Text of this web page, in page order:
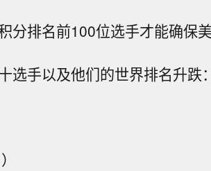
分排名前100位选手才能确保美
手以及他们的世界排名升跌：